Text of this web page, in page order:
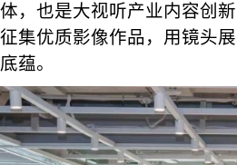
体，也是大视听产业内容创
征集优质影像作品，用镜头
底蕴。